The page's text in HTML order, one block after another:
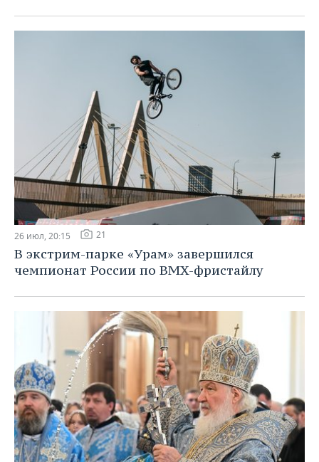
26 июл, 20:15 21
В экстрим-парке «Урам» завершился
чемпионат России по BMX-фристайлу